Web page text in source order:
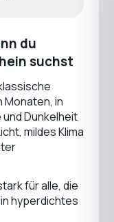
du
suchst
Monaten, in
Dunkelheit
mildes Klima
für alle, die
hyperdichtes